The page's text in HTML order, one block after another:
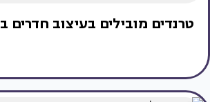
טרנדים מובילים בעיצוב חדרים